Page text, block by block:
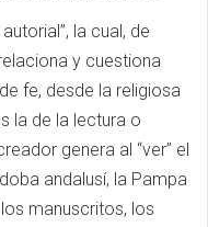
la cual, de
y cuestiona
fe, desde la religiosa
la de la lectura o
genera al “ver” el
andalusí, la Pampa
manuscritos, los